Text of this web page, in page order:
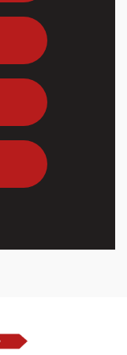
шаг из
любых
в 15
превысило 63
сообщил,
удары по
аккаунтами на